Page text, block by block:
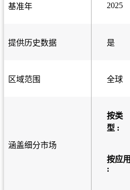
基准年 2025
提供历史数据 是
区域范围 全球
涵盖细分市场
按类
型 :
按应用
: